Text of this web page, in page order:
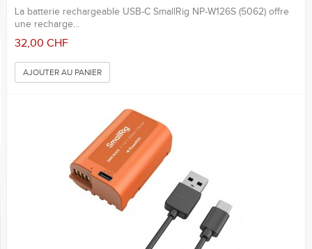
La batterie rechargeable USB-C SmallRig NP-W126S (5062) offre
une recharge...
32,00 CHF
AJOUTER AU PANIER